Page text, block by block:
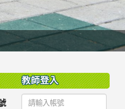
教師登入